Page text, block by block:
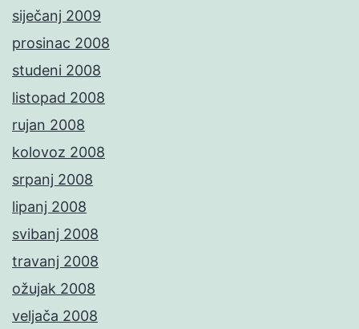
siječanj 2009
prosinac 2008
studeni 2008
listopad 2008
rujan 2008
kolovoz 2008
srpanj 2008
lipanj 2008
svibanj 2008
travanj 2008
ožujak 2008
veljača 2008